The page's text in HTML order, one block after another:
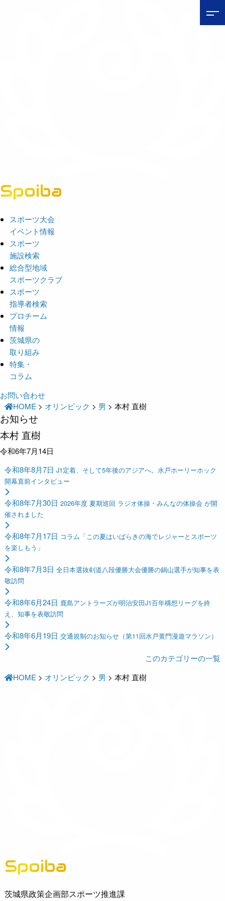
Spoiba
スポーツ大会
イベント情報
スポーツ
施設検索
総合型地域
スポーツクラブ
スポーツ
指導者検索
プロチーム
情報
茨城県の
取り組み
特集・
コラム
お問い合わせ
HOME > オリンピック > 男 >本村 直樹
お知らせ
本村 直樹
令和6年7月14日
令和8年8月7日 J1定着、そして5年後のアジアへ。水戸ホーリーホック
開幕直前インタビュー
令和8年7月30日 2026年度 夏期巡回 ラジオ体操・みんなの体操会 が開
催されました
令和8年7月17日 コラム「この夏はいばらきの海でレジャーとスポーツ
を楽しもう」
令和8年7月3日 全日本選抜剣道八段優勝大会優勝の鍋山選手が知事を表
敬訪問
令和8年6月24日 鹿島アントラーズが明治安田J1百年構想リーグを終
え、知事を表敬訪問
令和8年6月19日 交通規制のお知らせ（第11回水戸黄門漫遊マラソン）
このカテゴリーの一覧
HOME > オリンピック > 男 >本村 直樹
Spoiba
茨城県政策企画部スポーツ推進課